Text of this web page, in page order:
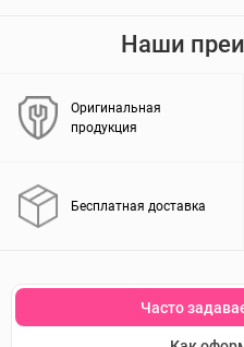
Наши
Оригинальная
продукция
Бесплатная доставка
Часто